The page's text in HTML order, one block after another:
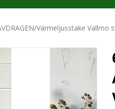
Värmeljusstake Vallmo